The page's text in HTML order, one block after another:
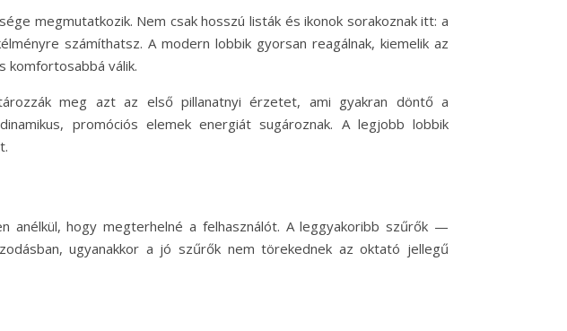
megmutatkozik. Nem csak hosszú listák és ikonok sorakoznak itt: a
számíthatsz. A modern lobbik gyorsan reagálnak, kiemelik az
komfortosabbá válik.
meg azt az első pillanatnyi érzetet, ami gyakran döntő a
promóciós elemek energiát sugároznak. A legjobb lobbik
anélkül, hogy megterhelné a felhasználót. A leggyakoribb szűrők —
ugyanakkor a jó szűrők nem törekednek az oktató jellegű